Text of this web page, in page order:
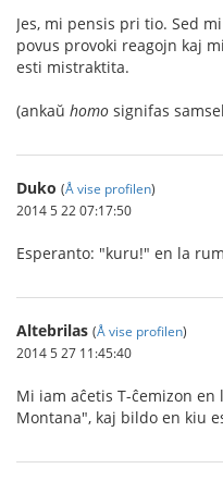
Jes, mi pensis pri tio. Sed
povus provoki reagojn kaj
esti mistraktita.
(ankaŭ homo signifas
Duko (Å vise profilen)
2014 5 22 07:17:50
Esperanto: "kuru!" en la
Altebrilas (Å vise profilen)
2014 5 27 11:45:40
Mi iam aĉetis T-ĉemizon
Montana", kaj bildo en kiu